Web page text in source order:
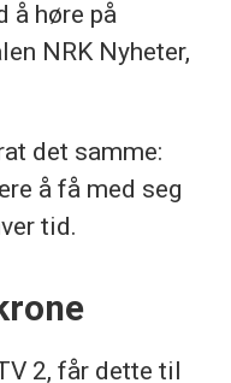
å høre på
NRK Nyheter,
det samme:
å få med seg
tid.
2, får dette til